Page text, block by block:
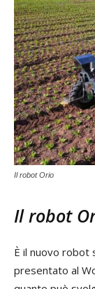
Il robot Orio
Il robot
È il nuovo robot
presentato al